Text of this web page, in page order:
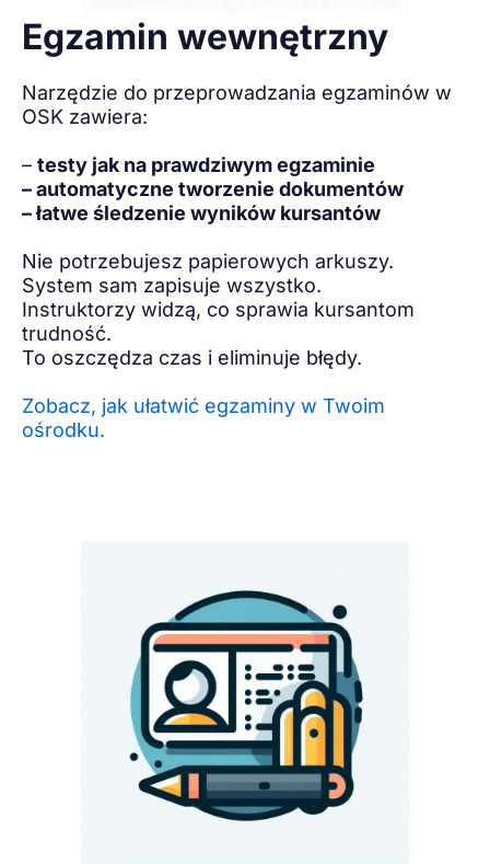
Egzamin wewnętrzny
Narzędzie do przeprowadzania egzaminów w
OSK zawiera:
– testy jak na prawdziwym egzaminie
– automatyczne tworzenie dokumentów
– łatwe śledzenie wyników kursantów
Nie potrzebujesz papierowych arkuszy.
System sam zapisuje wszystko.
Instruktorzy widzą, co sprawia kursantom
trudność.
To oszczędza czas i eliminuje błędy.
Zobacz, jak ułatwić egzaminy w Twoim
ośrodku.